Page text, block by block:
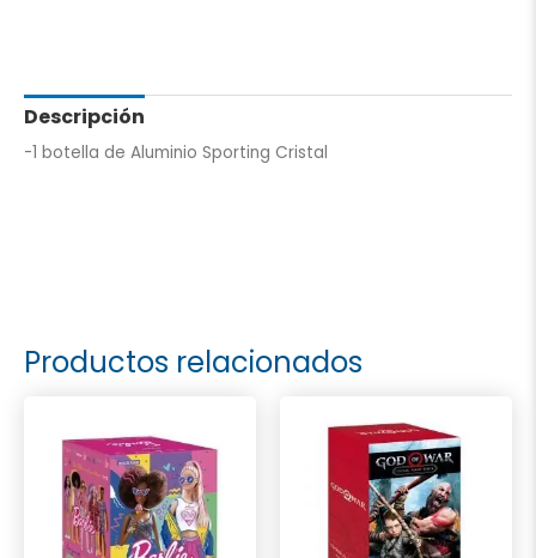
Descripción
-1 botella de Aluminio Sporting Cristal
Productos relacionados